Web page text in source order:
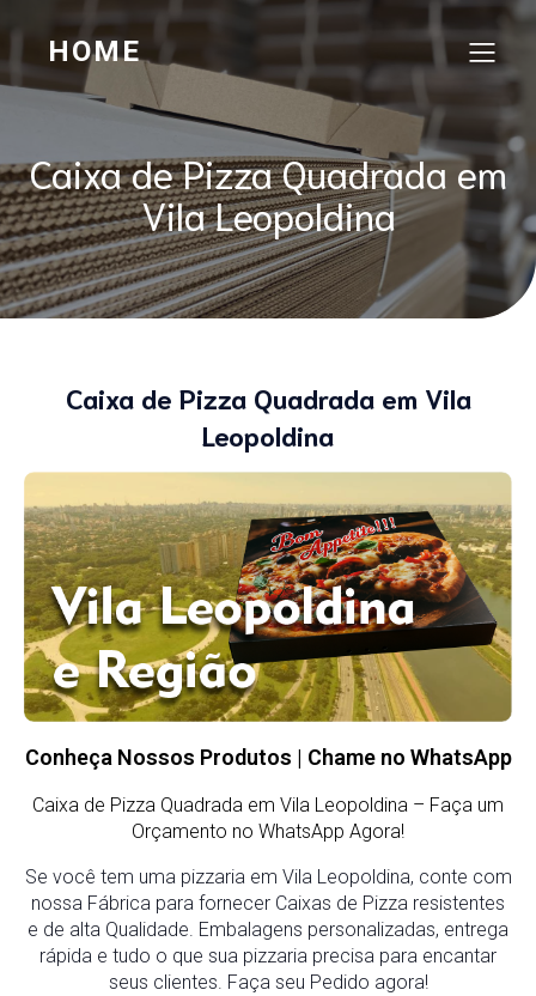
HOME
Caixa de Pizza Quadrada em
Vila Leopoldina
Caixa de Pizza Quadrada em Vila
Leopoldina
Conheça Nossos Produtos | Chame no WhatsApp
Caixa de Pizza Quadrada em Vila Leopoldina – Faça um
Orçamento no WhatsApp Agora!
Se você tem uma pizzaria em Vila Leopoldina, conte com
nossa Fábrica para fornecer Caixas de Pizza resistentes
e de alta Qualidade. Embalagens personalizadas, entrega
rápida e tudo o que sua pizzaria precisa para encantar
seus clientes. Faça seu Pedido agora!